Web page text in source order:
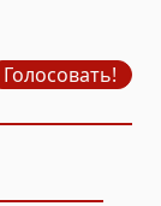
Голосовать!